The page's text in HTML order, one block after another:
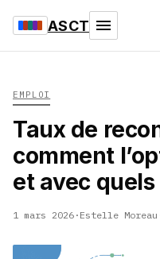
ASCT
EMPLOI
Taux de
comment
et avec
1 mars 2026 · Estelle Moreau